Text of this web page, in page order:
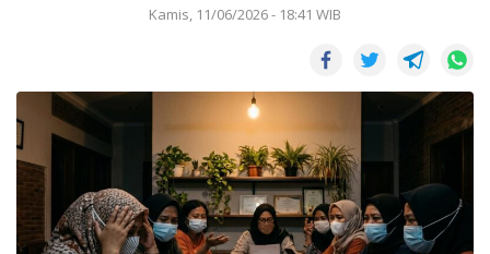
Kamis, 11/06/2026 - 18:41 WIB